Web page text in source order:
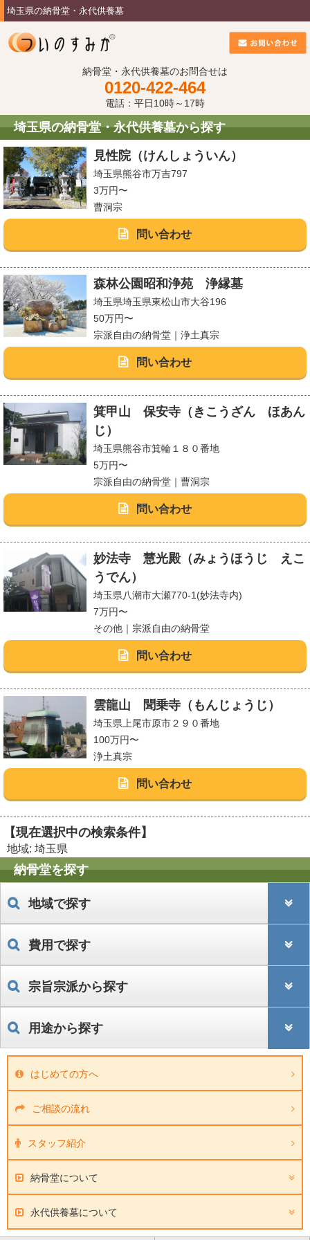
埼玉県の納骨堂・永代供養墓
納骨堂・永代供養墓のお問合せは
0120-422-464
電話：平日10時～17時
埼玉県の納骨堂・永代供養墓から探す
見性院（けんしょういん）
埼玉県熊谷市万吉797
3万円〜
曹洞宗
問い合わせ
森林公園昭和浄苑 浄縁墓
埼玉県埼玉県東松山市大谷196
50万円〜
宗派自由の納骨堂｜浄土真宗
問い合わせ
箕甲山 保安寺（きこうざん ほあん
じ）
埼玉県熊谷市箕輪１８０番地
5万円〜
宗派自由の納骨堂｜曹洞宗
問い合わせ
妙法寺 慧光殿（みょうほうじ えこ
うでん）
埼玉県八潮市大瀬770-1(妙法寺内)
7万円〜
その他｜宗派自由の納骨堂
問い合わせ
雲龍山 聞乗寺（もんじょうじ）
埼玉県上尾市原市２９０番地
100万円〜
浄土真宗
問い合わせ
【現在選択中の検索条件】
地域: 埼玉県
納骨堂を探す
地域で探す
費用で探す
宗旨宗派から探す
用途から探す
はじめての方へ
ご相談の流れ
スタッフ紹介
納骨堂について
永代供養墓について